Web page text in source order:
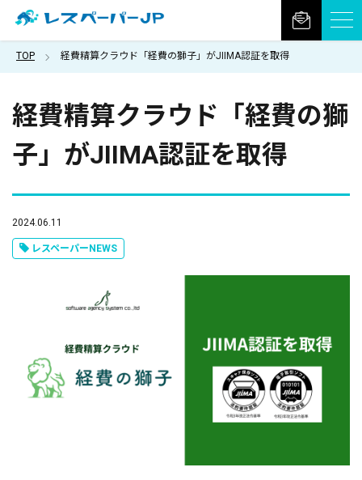
TOP 経費精算クラウド「経費の獅子」がJIIMA認証を取得
経費精算クラウド「経費の獅
子」がJIIMA認証を取得
2024.06.11
レスペーパーNEWS